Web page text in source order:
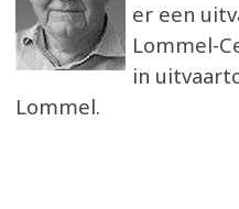
er een
Lommel-
in
Lommel.